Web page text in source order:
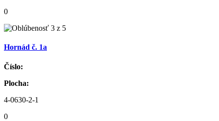
0
Hornád č. 1a
Číslo:
Plocha:
4-0630-2-1
0